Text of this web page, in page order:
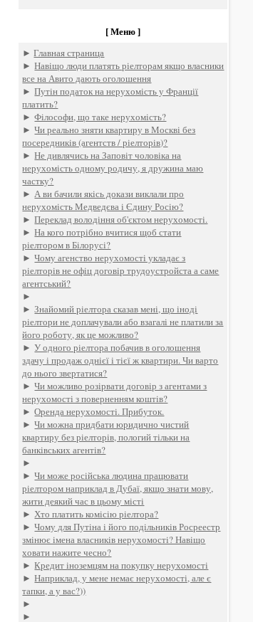
[ Меню ]
►Главная страница
►Навіщо люди платять ріелторам якщо власники
все на Авито дають оголошення
►Путін податок на нерухомість у Франції
платить?
►Філософи, що таке нерухомість?
►Чи реально зняти квартиру в Москві без
посередників (агентств / ріелторів)?
►Не дивлячись на Заповіт чоловіка на
нерухомість одному родичу, я дружина маю
частку?
►А ви бачили якісь докази виклали про
нерухомість Медведєва і Єдину Росію?
►Переклад володіння об'єктом нерухомості.
►На кого потрібно вчитися щоб стати
ріелтором в Білорусі?
►Чому агенство нерухомості укладає з
ріелторів не офіц договір трудоустройста а саме
агентський?
►
►Знайомий ріелтора сказав мені, що іноді
ріелтори не доплачували або взагалі не платили за
його роботу, як це можливо?
►У одного ріелтора побачив в оголошення
здачу і продаж однієї і тієї ж квартири. Чи варто
до нього звертатися?
►Чи можливо розірвати договір з агентами з
нерухомості з поверненням коштів?
►Оренда нерухомості. Прибуток.
►Чи можна придбати юридично чистий
квартиру без ріелторів, пологий тільки на
банківських агентів?
►
►Чи може російська людина працювати
ріелтором наприклад в Дубаї, якщо знати мову,
жити деякий час в цьому місті
►Хто платить комісію ріелтора?
►Чому для Путіна і його подільників Росреестр
змінює імена власників нерухомості? Навіщо
ховати нажите чесно?
►Кредит іноземцям на покупку нерухомості
►Наприклад, у мене немає нерухомості, але є
тапки, а у вас?))
►
►